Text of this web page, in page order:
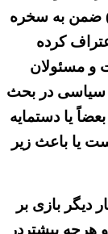
حکومتی آرمان ( ۲۵ دیماه ۱۳۹۹) ضمن به سخره
کرده
و مسئولان
سیاسی در بحث
یا دستمایه
یا باعث زیر
دیگر بازی بر
هرچه بیشتردر